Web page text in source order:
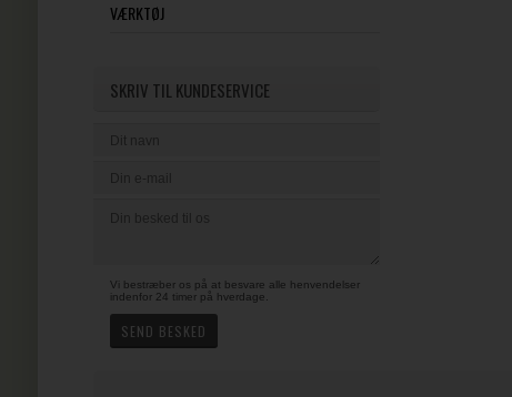
VÆRKTØJ
SKRIV TIL KUNDESERVICE
Vi bestræber os på at besvare alle henvendelser
indenfor 24 timer på hverdage.